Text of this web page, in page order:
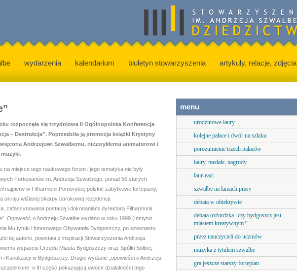
wydarzenia kalendarium biuletyn stowarzyszenia artykuły, relacje, zdjęcia
rozpoczęła się trzydniowa II Ogólnopolska Konferencja
– Destrukcja”. Poprzedziła ją promocja książki Krystyny
Andrzejowi Szwalbemu, niezwykłemu animatorowi i
na miejsce tego naukowego forum i jego tematyka nie były
Fortepianów im. Andrzeja Szwalbego, ponad 50 starych
najpierw w Filharmonii Pomorskiej polskie zabytkowe fortepiany,
skraju wiślanej skarpy barokowej rezydencji.
zafascynowana postacią i dokonaniami dyrektora Filharmonii
Opowieść o Andrzeju Szwalbe wydano w roku 1999 (Instytut
Mu tytułu Honorowego Obywatela Bydgoszczy, po szesnastu
tej autorki, powstała z inspiracji Stowarzyszenia Andrzeja
wsparciu Urzędu Miasta Bydgoszczy oraz Spółki Solbet,
Kanalizacji w Bydgoszczy. Drugie wydanie „opowieści o Andrzeju
o III część pokazującą owoce działalności tego
menu
urodzinowe laury
kolejne pałace i dwór na szlaku
porozumienie trzech pałaców
laury, medale, nagrody
laur-eaci
szwalbe na łamach prasy
debata w obiektywie
debata oxfordzka "czy bydgoszcz jest
miastem kreatywnym?"
przez nauczycieli do uczniów
muzyka z tytułem szwalbe
gra jeszcze starszy fortepian